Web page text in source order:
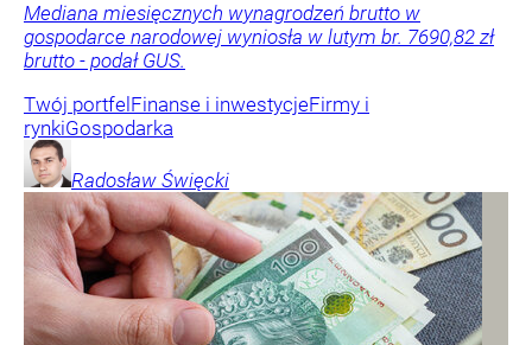
Mediana miesięcznych wynagrodzeń brutto w
gospodarce narodowej wyniosła w lutym br. 7690,82 zł
brutto - podał GUS.
Twój portfel Finanse i inwestycjeFirmy i
rynkiGospodarka
Radosław Święcki